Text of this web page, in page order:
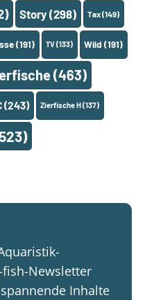
Story (298) Tax(149)
(191) TV(133) Wild (191)
(463)
(243) Zierfische H(137)
Newsletter
Inhalte